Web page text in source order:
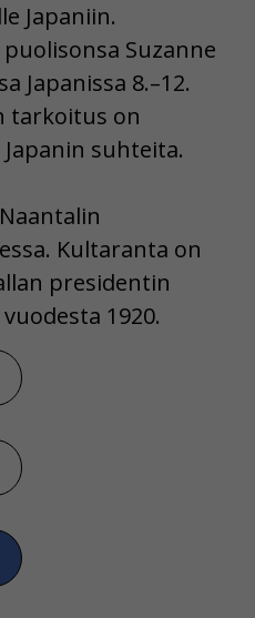
Japaniin.
Suzanne
Japanissa 8.–12.
tarkoitus on
suhteita.
Kultaranta on
presidentin
1920.